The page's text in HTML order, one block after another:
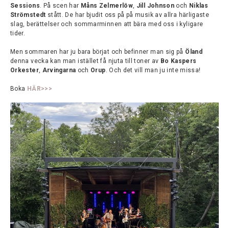
Sessions. På scen har Måns Zelmerlöw, Jill Johnson och Niklas
Strömstedt stått. De har bjudit oss på på musik av allra härligaste
slag, berättelser och sommarminnen att bära med oss i kyligare
tider.
Men sommaren har ju bara börjat och befinner man sig på Öland
denna vecka kan man istället få njuta till toner av Bo Kaspers
Orkester, Arvingarna och Orup. Och det vill man ju inte missa!
Boka HÄR>>>